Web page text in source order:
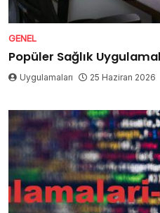
GENEL
Popüler Sağlık
Uygulamaları 25 Haziran 2026